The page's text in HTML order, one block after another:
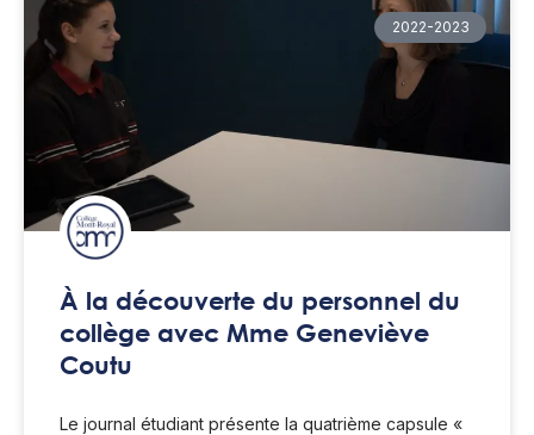
2022-2023
À la découverte du personnel du
collège avec Mme Geneviève
Coutu
Le journal étudiant présente la quatrième capsule «